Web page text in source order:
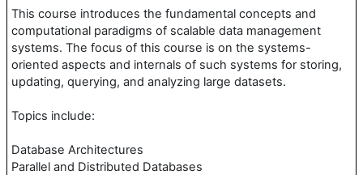
This course introduces the fundamental concepts and
computational paradigms of scalable data management
systems. The focus of this course is on the systems-
oriented aspects and internals of such systems for storing,
updating, querying, and analyzing large datasets.
Topics include:
Database Architectures
Parallel and Distributed Databases